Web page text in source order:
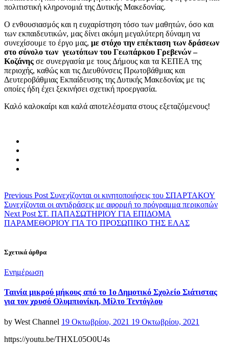
πολιτιστική κληρονομιά της Δυτικής Μακεδονίας.
Ο ενθουσιασμός και η ευχαρίστηση τόσο των μαθητών, όσο και
των εκπαιδευτικών, μας δίνει ακόμη μεγαλύτερη δύναμη να
συνεχίσουμε το έργο μας, με στόχο την επέκταση των δράσεων
στο σύνολο των γεωτόπων του Γεωπάρκου Γρεβενών –
Κοζάνης σε συνεργασία με τους Δήμους και τα ΚΕΠΕΑ της
περιοχής, καθώς και τις Διευθύνσεις Πρωτοβάθμιας και
Δευτεροβάθμιας Εκπαίδευσης της Δυτικής Μακεδονίας με τις
οποίες ήδη έχει ξεκινήσει σχετική προεργασία.
Καλό καλοκαίρι και καλά αποτελέσματα στους εξεταζόμενους!
Previous Post Συνεχίζονται οι κινητοποιήσεις του ΣΠΑΡΤΑΚΟΥ
Συνεχίζονται οι αντιδράσεις με αφορμή το πρόγραμμα περικοπών
Next Post ΣΤ. ΠΑΠΑΣΩΤΗΡΙΟΥ ΓΙΑ ΕΠΙΔΟΜΑ
ΠΑΡΑΜΕΘΟΡΙΟΥ ΓΙΑ ΤΟ ΠΡΟΣΩΠΙΚΟ ΤΗΣ ΕΛΑΣ
Σχετικά άρθρα
Categories
Ενημέρωση
Ταινία μικρού μήκους από το 1ο Δημοτικό Σχολείο Σιάτιστας
για τον χρυσό Ολυμπιονίκη, Μίλτο Τεντόγλου
by West Channel Posted
19 Οκτωβρίου, 2021 19 Οκτωβρίου, 2021
https://youtu.be/THXL05O0U4s